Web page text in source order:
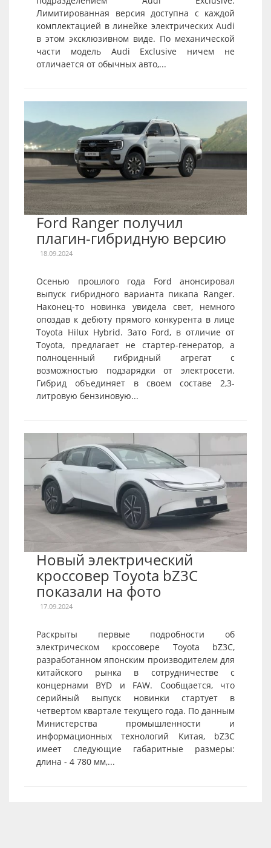
Лимитированная версия доступна с каждой
комплектацией в линейке электрических Audi
в этом эксклюзивном виде. По механической
части модель Audi Exclusive ничем не
отличается от обычных авто,...
Ford Ranger получил
плагин-гибридную версию
18.09.2024
Осенью прошлого года Ford анонсировал
выпуск гибридного варианта пикапа Ranger.
Наконец-то новинка увидела свет, немного
опоздав к дебюту прямого конкурента в лице
Toyota Hilux Hybrid. Зато Ford, в отличие от
Toyota, предлагает не стартер-генератор, а
полноценный гибридный агрегат с
возможностью подзарядки от электросети.
Гибрид объединяет в своем составе 2,3-
литровую бензиновую...
Новый электрический
кроссовер Toyota bZ3C
показали на фото
17.09.2024
Раскрыты первые подробности об
электрическом кроссовере Toyota bZ3C,
разработанном японским производителем для
китайского рынка в сотрудничестве с
концернами BYD и FAW. Сообщается, что
серийный выпуск новинки стартует в
четвертом квартале текущего года. По данным
Министерства промышленности и
информационных технологий Китая, bZ3C
имеет следующие габаритные размеры:
длина - 4 780 мм,...